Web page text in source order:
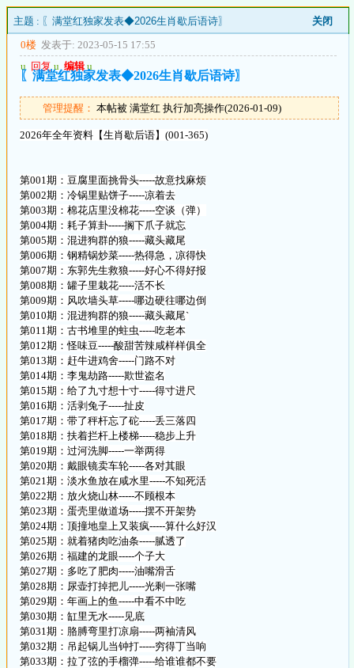
主题 : 〖满堂红独家发表◆2026生肖歇后语诗〗
关闭
0楼 发表于: 2023-05-15 17:55
u 回复 u 编辑 u
〖满堂红独家发表◆2026生肖歇后语诗〗
管理提醒： 本帖被 满堂红 执行加亮操作(2026-01-09)
2026年全年资料【生肖歇后语】(001-365)
第001期：豆腐里面挑骨头-----故意找麻烦
第002期：冷锅里贴饼子-----凉着去
第003期：棉花店里没棉花-----空谈（弹）
第004期：耗子算卦-----搁下爪子就忘
第005期：混进狗群的狼-----藏头藏尾
第006期：钢精锅炒菜-----热得急，凉得快
第007期：东郭先生救狼-----好心不得好报
第008期：罐子里栽花-----活不长
第009期：风吹墙头草-----哪边硬往哪边倒
第010期：混进狗群的狼-----藏头藏尾`
第011期：古书堆里的蛀虫-----吃老本
第012期：怪味豆-----酸甜苦辣咸样样俱全
第013期：赶牛进鸡舍-----门路不对
第014期：李鬼劫路-----欺世盗名
第015期：给了九寸想十寸-----得寸进尺
第016期：活剥兔子-----扯皮
第017期：带了秤杆忘了砣-----丢三落四
第018期：扶着拦杆上楼梯-----稳步上升
第019期：过河洗脚-----一举两得
第020期：戴眼镜卖车轮-----各对其眼
第021期：淡水鱼放在咸水里-----不知死活
第022期：放火烧山林-----不顾根本
第023期：蛋壳里做道场-----摆不开架势
第024期：顶撞地皇上又装疯-----算什么好汉
第025期：就着猪肉吃油条-----腻透了
第026期：福建的龙眼-----个子大
第027期：多吃了肥肉-----油嘴滑舌
第028期：尿壶打掉把儿-----光剩一张嘴
第029期：年画上的鱼-----中看不中吃
第030期：缸里无水-----见底
第031期：胳膊弯里打凉扇-----两袖清风
第032期：吊起锅儿当钟打-----穷得丁当响
第033期：拉了弦的手榴弹-----给谁谁都不要